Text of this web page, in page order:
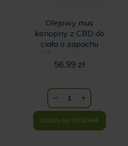
Olejowy mus
konopny z CBD do
ciała o zapachu
różowego lotosu
56.99 zł
DODAJ DO KOSZYKA